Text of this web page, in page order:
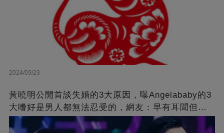
2024/09/23
黃曉明公開首談失婚的3大原因，曝Angelababy的3
大嗜好是男人都無法忍受的，網友：早有耳聞但想
不到那麼嚴重！